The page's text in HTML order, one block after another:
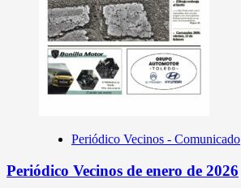
Periódico Vecinos - Comunicado
Periódico Vecinos de enero de 2026